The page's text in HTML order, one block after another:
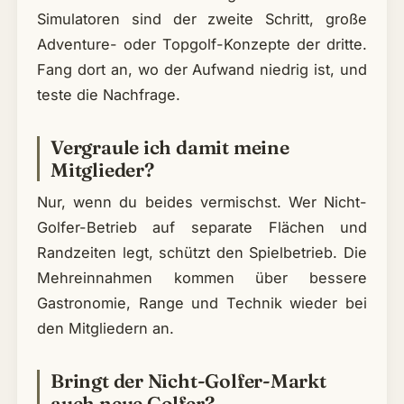
Simulatoren sind der zweite Schritt, große
Adventure- oder Topgolf-Konzepte der dritte.
Fang dort an, wo der Aufwand niedrig ist, und
teste die Nachfrage.
Vergraule ich damit meine
Mitglieder?
Nur, wenn du beides vermischst. Wer Nicht-
Golfer-Betrieb auf separate Flächen und
Randzeiten legt, schützt den Spielbetrieb. Die
Mehreinnahmen kommen über bessere
Gastronomie, Range und Technik wieder bei
den Mitgliedern an.
Bringt der Nicht-Golfer-Markt